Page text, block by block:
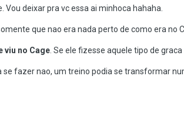
deixar pra vc essa ai minhoca hahaha.
que nao era nada perto de como era no
viu no Cage . Se ele fizesse aquele tipo de
fazer nao, um treino podia se transformar